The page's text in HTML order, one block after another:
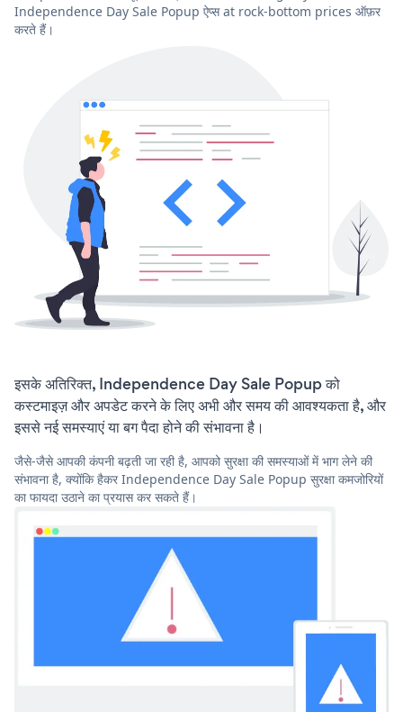
Independence Day Sale Popup ऐप्स at rock-bottom prices ऑफ़र
करते हैं।
इसके अतिरिक्त, Independence Day Sale Popup को
कस्टमाइज़ और अपडेट करने के लिए अभी और समय की आवश्यकता है, और
इससे नई समस्याएं या बग पैदा होने की संभावना है।
जैसे-जैसे आपकी कंपनी बढ़ती जा रही है, आपको सुरक्षा की समस्याओं में भाग लेने की
संभावना है, क्योंकि हैकर Independence Day Sale Popup सुरक्षा कमजोरियों
का फायदा उठाने का प्रयास कर सकते हैं।